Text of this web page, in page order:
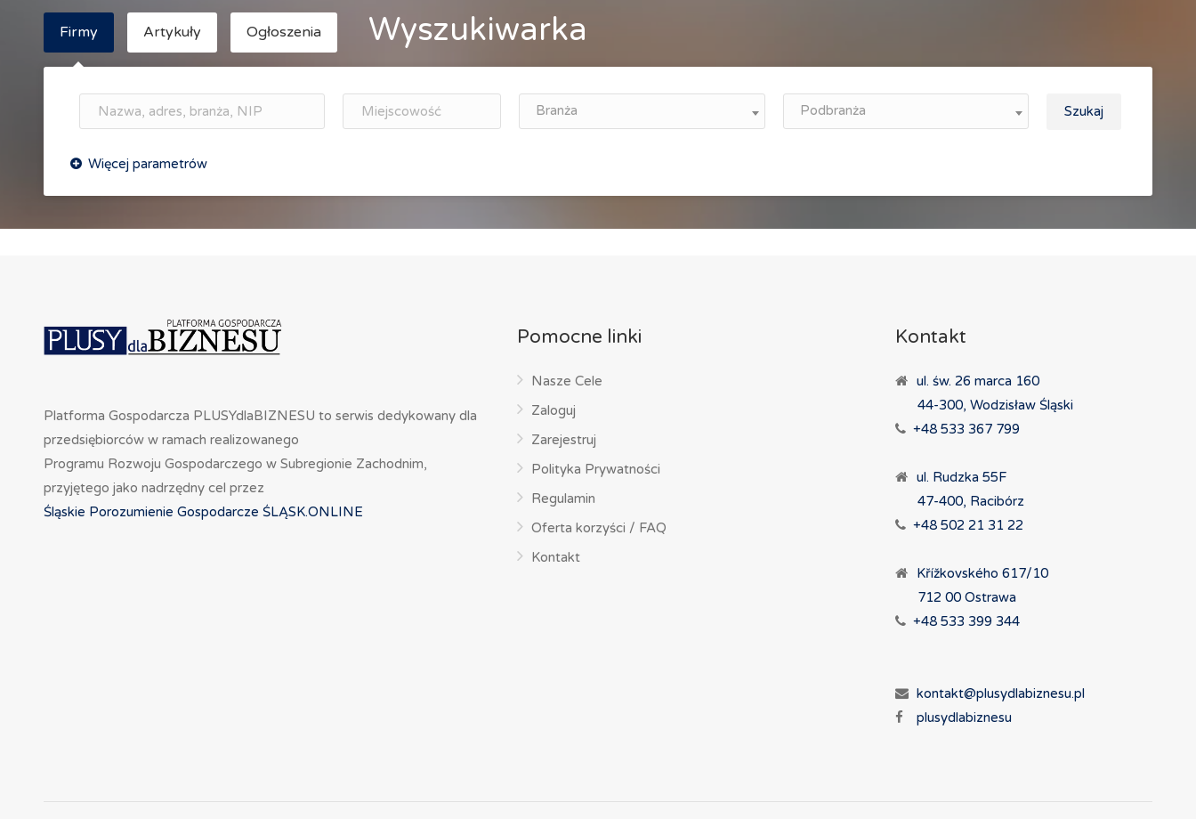
Firmy Artykuły Ogłoszenia Wyszukiwarka
Branża Podbranża Szukaj
Platforma Gospodarcza PLUSYdlaBIZNESU to serwis dedykowany dla
przedsiębiorców w ramach realizowanego
Programu Rozwoju Gospodarczego w Subregionie Zachodnim,
przyjętego jako nadrzędny cel przez
Śląskie Porozumienie Gospodarcze ŚLĄSK.ONLINE
Pomocne linki
Nasze Cele
Zaloguj
Zarejestruj
Polityka Prywatności
Regulamin
Oferta korzyści / FAQ
Kontakt
Kontakt
ul. św. 26 marca 160
44-300, Wodzisław Śląski
+48 533 367 799
ul. Rudzka 55F
47-400, Racibórz
+48 502 21 31 22
Křížkovského 617/10
712 00 Ostrawa
+48 533 399 344
kontakt@plusydlabiznesu.pl
plusydlabiznesu